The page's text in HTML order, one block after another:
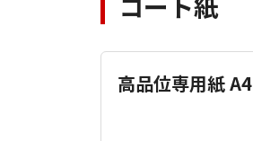
高品位専用紙 A4